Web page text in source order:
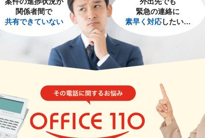
関係者間で
共有できていない
緊急の連絡に
素早く対応したい…